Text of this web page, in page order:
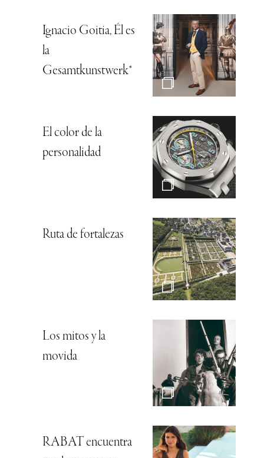
Ignacio Goitia, Él es
la
Gesamtkunstwerk*
El color de la
personalidad
Ruta de fortalezas
Los mitos y la
movida
RABAT encuentra